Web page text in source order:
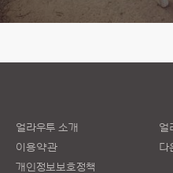
얼라우투 소개
이용약관
개인정보보호정책
얼
다